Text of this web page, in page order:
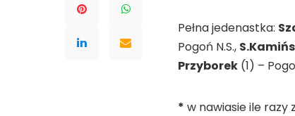
Pełna jedenastka:
Pogoń N.S.,
Przyborek (1) –
* w nawiasie ile razy